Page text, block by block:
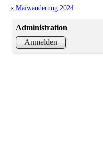
« Maiwanderung 2024
Administration
Anmelden